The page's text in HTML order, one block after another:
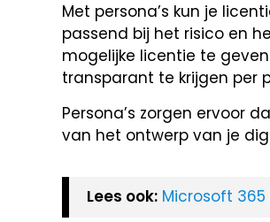
Met persona’s kun je
passend bij het risico en
mogelijke licentie te
transparant te krijgen per
Persona’s zorgen ervoor
van het ontwerp van je
Lees ook: Microsoft